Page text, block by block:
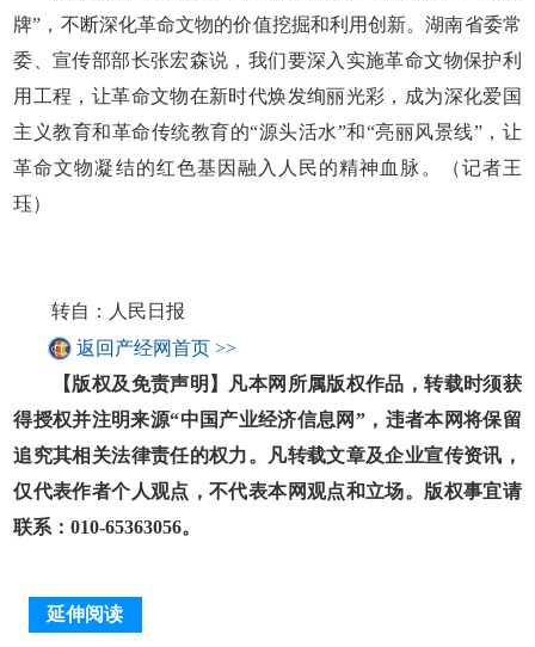
牌”，不断深化革命文物的价值挖掘和利用创新。湖南省委常
委、宣传部部长张宏森说，我们要深入实施革命文物保护利
用工程，让革命文物在新时代焕发绚丽光彩，成为深化爱国
主义教育和革命传统教育的“源头活水”和“亮丽风景线”，让
革命文物凝结的红色基因融入人民的精神血脉。（记者王
珏）
转自：人民日报
返回产经网首页 >>
【版权及免责声明】凡本网所属版权作品，转载时须获
得授权并注明来源“中国产业经济信息网”，违者本网将保留
追究其相关法律责任的权力。凡转载文章及企业宣传资讯，
仅代表作者个人观点，不代表本网观点和立场。版权事宜请
联系：010-65363056。
延伸阅读